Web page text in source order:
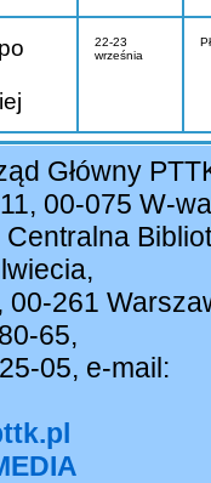
22-23
września
Główny
00-075 W-wa
00-261
65,
05, e-mail: